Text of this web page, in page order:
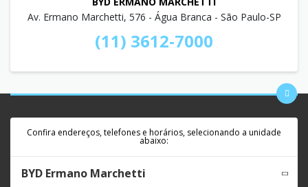
Av. Ermano Marchetti, 576 - Água Branca - São Paulo-SP
(11) 3612-7000
Confira endereços, telefones e horários, selecionando a unidade
abaixo:
BYD Ermano Marchetti